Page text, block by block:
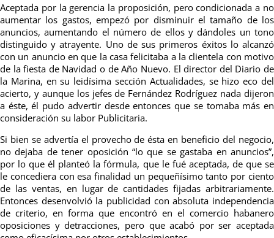
Aceptada por la gerencia la proposición, pero condicionada a no
aumentar los gastos, empezó por disminuir el tamaño de los
anuncios, aumentando el número de ellos y dándoles un tono
distinguido y atrayente. Uno de sus primeros éxitos lo alcanzó
con un anuncio en que la casa felicitaba a la clientela con motivo
de la fiesta de Navidad o de Año Nuevo. El director del Diario de
la Marina, en su leidísima sección Actualidades, se hizo eco del
acierto, y aunque los jefes de Fernández Rodríguez nada dijeron
a éste, él pudo advertir desde entonces que se tomaba más en
consideración su labor Publicitaria.
Si bien se advertía el provecho de ésta en beneficio del negocio,
no dejaba de tener oposición “lo que se gastaba en anuncios”,
por lo que él planteó la fórmula, que le fué aceptada, de que se
le concediera con esa finalidad un pequeñísimo tanto por ciento
de las ventas, en lugar de cantidades fijadas arbitrariamente.
Entonces desenvolvió la publicidad con absoluta independencia
de criterio, en forma que encontró en el comercio habanero
oposiciones y detracciones, pero que acabó por ser aceptada